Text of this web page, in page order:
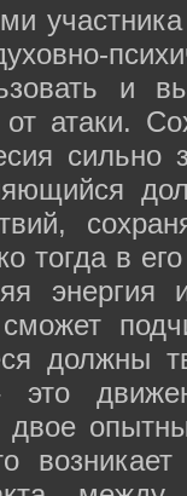
и
атаки.
сильно
тогда в
должны
возникает